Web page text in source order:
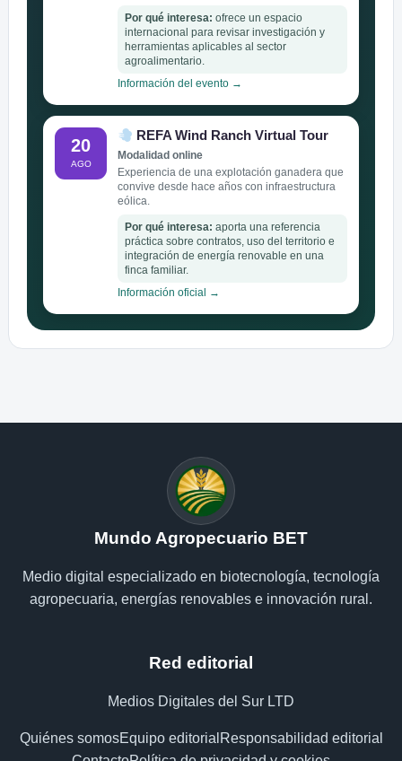
Por qué interesa: ofrece un espacio
internacional para revisar investigación y
herramientas aplicables al sector
agroalimentario.
Información del evento →
20
AGO
REFA Wind Ranch Virtual Tour
Modalidad online
Experiencia de una explotación ganadera que
convive desde hace años con infraestructura
eólica.
Por qué interesa: aporta una referencia
práctica sobre contratos, uso del territorio e
integración de energía renovable en una
finca familiar.
Información oficial →
Mundo Agropecuario BET
Medio digital especializado en biotecnología, tecnología
agropecuaria, energías renovables e innovación rural.
Red editorial
Medios Digitales del Sur LTD
Quiénes somosEquipo editorial Responsabilidad editorial